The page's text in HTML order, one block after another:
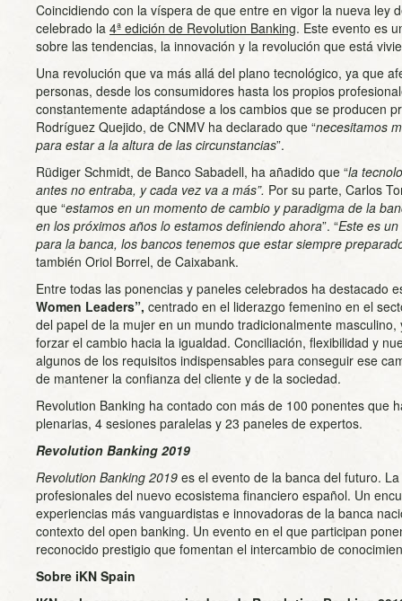
Coincidiendo con la víspera de que entre en vigor la nueva ley
celebrado la 4ª edición de Revolution Banking. Este evento es
sobre las tendencias, la innovación y la revolución que está
Una revolución que va más allá del plano tecnológico, ya que
personas, desde los consumidores hasta los propios
constantemente adaptándose a los cambios que se producen
Rodríguez Quejido, de CNMV ha declarado que “necesitamos
para estar a la altura de las circunstancias”.
Rüdiger Schmidt, de Banco Sabadell, ha añadido que “la
antes no entraba, y cada vez va a más”. Por su parte, Carlos
que “estamos en un momento de cambio y paradigma de la
en los próximos años lo estamos definiendo ahora”. “Este es
para la banca, los bancos tenemos que estar siempre
también Oriol Borrel, de Caixabank.
Entre todas las ponencias y paneles celebrados ha destacado
Women Leaders”, centrado en el liderazgo femenino en el
del papel de la mujer en un mundo tradicionalmente
forzar el cambio hacia la igualdad. Conciliación, flexibilidad y
algunos de los requisitos indispensables para conseguir ese
de mantener la confianza del cliente y de la sociedad.
Revolution Banking ha contado con más de 100 ponentes que
plenarias, 4 sesiones paralelas y 23 paneles de expertos.
Revolution Banking 2019
Revolution Banking 2019 es el evento de la banca del futuro.
profesionales del nuevo ecosistema financiero español. Un
experiencias más vanguardistas e innovadoras de la banca
contexto del open banking. Un evento en el que participan
reconocido prestigio que fomentan el intercambio de
Sobre iKN Spain